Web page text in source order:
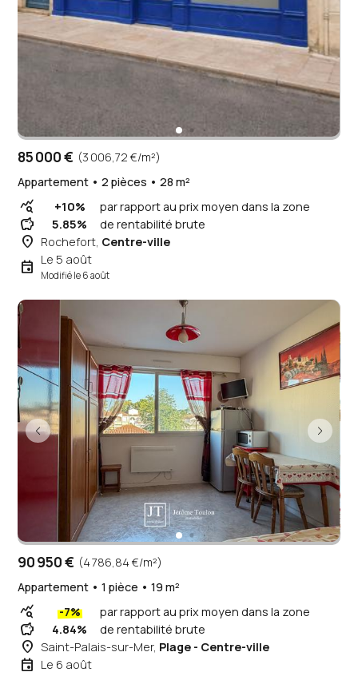
85 000 € (3 006,72 €/m²)
Appartement • 2 pièces • 28 m²
query_stats +10% par rapport au prix moyen dans la zone
savings 5.85% de rentabilité brute
place Rochefort, Centre-ville
event Le 5 août
Modifié le 6 août
90 950 € (4 786,84 €/m²)
Appartement • 1 pièce • 19 m²
query_stats -7% par rapport au prix moyen dans la zone
savings 4.84% de rentabilité brute
place Saint-Palais-sur-Mer, Plage - Centre-ville
event Le 6 août